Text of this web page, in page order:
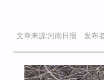
文章来源:河南日报 发布